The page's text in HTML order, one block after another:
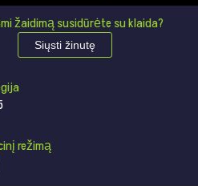
žaidimą susidūrėte su klaida?
Siųsti žinutę
režimą